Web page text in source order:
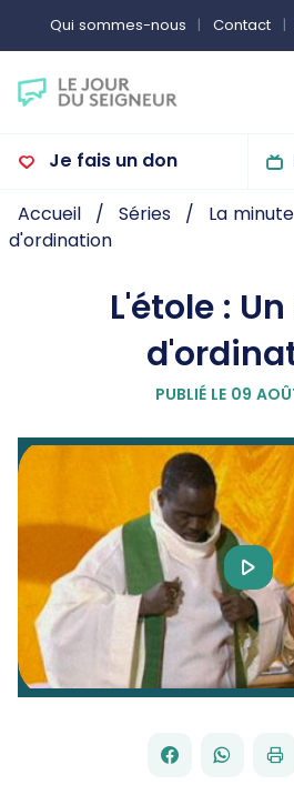
Qui sommes-nous Contact
Je fais un don
Accueil Séries La minute
d'ordination
L'étole :
PUBLIÉ LE 09
PARTAGER
FACEBOOK
PARTAGER